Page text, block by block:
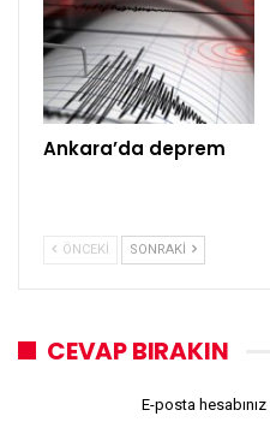
Ankara’da deprem
ÖNCEKI SONRAKI
CEVAP BIRAKIN
E-posta